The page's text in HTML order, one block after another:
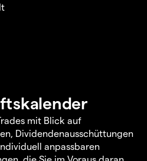
mit Blick auf
Dividendenausschüttungen
anpassbaren
die Sie im Voraus daran